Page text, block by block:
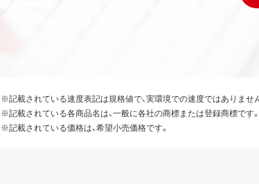
※記載されている速度表記は規格値で、実環境での速度ではありませ
※記載されている各商品名は、一般に各社の商標または登録商標です。
※記載されている価格は、希望小売価格です。